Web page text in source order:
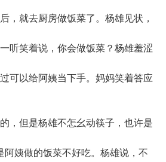
就去厨房做饭菜了。杨雄见状，
听笑着说，你会做饭菜？杨雄羞涩
可以给阿姨当下手。妈妈笑着答应
但是杨雄不怎幺动筷子，也许是
阿姨做的饭菜不好吃。杨雄说，不